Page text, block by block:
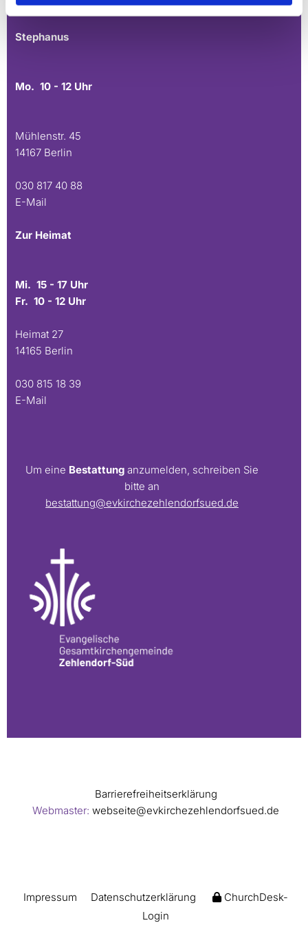
E-Mail
Stephanus
Mo. 10 - 12 Uhr
Mühlenstr. 45
14167 Berlin
030 817 40 88
E-Mail
Zur Heimat
Mi. 15 - 17 Uhr
Fr. 10 - 12 Uhr
Heimat 27
14165 Berlin
030 815 18 39
E-Mail
Um eine Bestattung anzumelden, schreiben Sie
bitte an
bestattung@evkirchezehlendorfsued.de
Barrierefreiheitserklärung
Webmaster: webseite@evkirchezehlendorfsued.de
Impressum Datenschutzerklärung
ChurchDesk-
Login